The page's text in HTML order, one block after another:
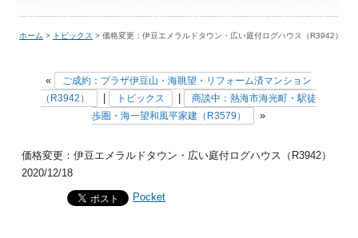
ホーム > トピックス > 価格変更：伊豆エメラルドタウン・広い庭付ログハウス（R3942）
«
ご成約：プラザ伊豆山・海眺望・リフォーム済マンション
（R3942）
トピックス
商談中：熱海市海光町・駅徒
歩圏・海一望和風平家建（R3579）
»
価格変更：伊豆エメラルドタウン・広い庭付ログハウス（R3942）
2020/12/18
Pocket